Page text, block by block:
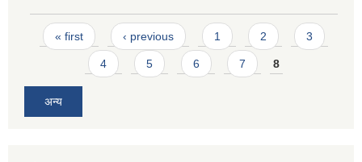
Pages
« first ‹ previous 1 2 3
4 5 6 7 8
अन्य